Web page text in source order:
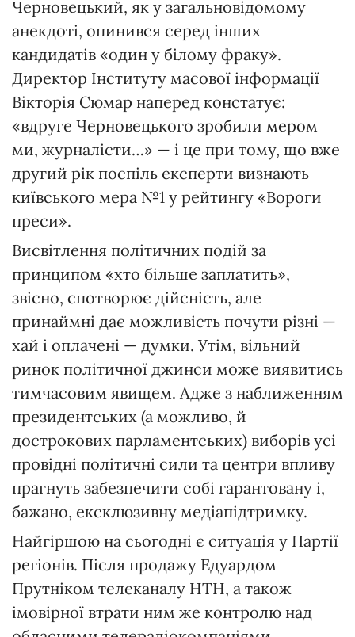
Черновецький, як у загальновідомому
анекдоті, опинився серед інших
кандидатів «один у білому фраку».
Директор Інституту масової інформації
Вікторія Сюмар наперед констатує:
«вдруге Черновецького зробили мером
ми, журналісти…» — і це при тому, що вже
другий рік поспіль експерти визнають
київського мера №1 у рейтингу «Вороги
преси».
Висвітлення політичних подій за
принципом «хто більше заплатить»,
звісно, спотворює дійсність, але
принаймні дає можливість почути різні —
хай і оплачені — думки. Утім, вільний
ринок політичної джинси може виявитись
тимчасовим явищем. Адже з наближенням
президентських (а можливо, й
дострокових парламентських) виборів усі
провідні політичні сили та центри впливу
прагнуть забезпечити собі гарантовану і,
бажано, ексклюзивну медіапідтримку.
Найгіршою на сьогодні є ситуація у Партії
регіонів. Після продажу Едуардом
Прутніком телеканалу НТН, а також
імовірної втрати ним же контролю над